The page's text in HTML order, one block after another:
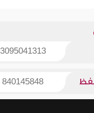
3095041313
840145848